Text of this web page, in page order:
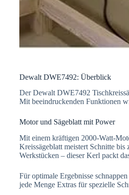
Dewalt DWE7492: Überblick
Der Dewalt DWE7492
Mit beeindruckenden Funktionen
Motor und Sägeblatt mit Power
Mit einem kräftigen 2000-Watt-
Kreissägeblatt meistert Schnitte
Werkstücken – dieser Kerl packt
Für optimale Ergebnisse
jede Menge Extras für spezielle